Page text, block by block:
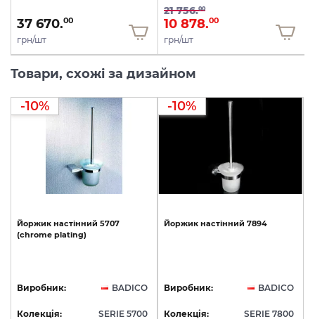
37 670.00
грн/шт
21 756.00
10 878.00
грн/шт
Товари, схожі за дизайном
-10%
Йоржик настінний 5707
(chrome plating)
Виробник: BADICO
Колекція: SERIE 5700
-10%
Йоржик настінний 7894
Виробник: BADICO
Колекція: SERIE 7800